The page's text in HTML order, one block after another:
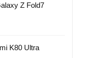
Z Fold7
K80 Ultra